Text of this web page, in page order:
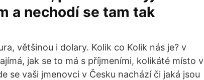
a nechodí se tam tak
většinou i dolary. Kolik co Kolik nás je? v
jak se to má s příjmeními, kolikáté místo v
se vaši jmenovci v Česku nachází či jaká jsou